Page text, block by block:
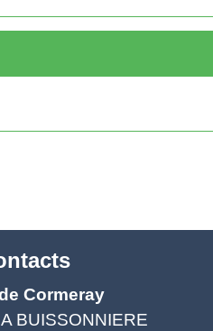
Cormeray
BUISSONNIERE